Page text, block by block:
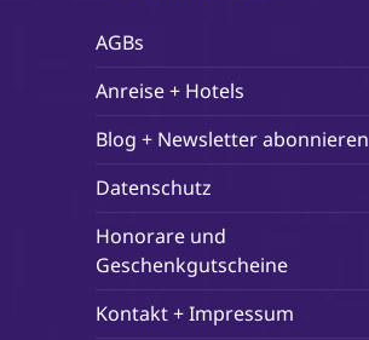
AGBs
Anreise + Hotels
Blog + Newsletter abonnieren
Datenschutz
Honorare und
Geschenkgutscheine
Kontakt + Impressum